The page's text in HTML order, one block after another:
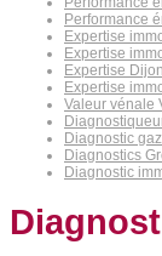
Performance
Expertise
Expertise
Expertise Dijon
Expertise
Valeur vénale
Diagnostic
Diagnostics
Diagnostic